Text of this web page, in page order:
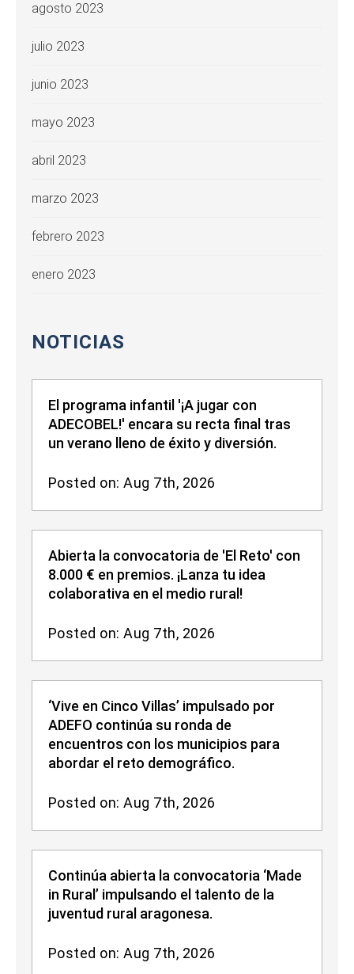
agosto 2023
julio 2023
junio 2023
mayo 2023
abril 2023
marzo 2023
febrero 2023
enero 2023
NOTICIAS
El programa infantil '¡A jugar con
ADECOBEL!' encara su recta final tras
un verano lleno de éxito y diversión.
Posted on: Aug 7th, 2026
Abierta la convocatoria de 'El Reto' con
8.000 € en premios. ¡Lanza tu idea
colaborativa en el medio rural!
Posted on: Aug 7th, 2026
‘Vive en Cinco Villas’ impulsado por
ADEFO continúa su ronda de
encuentros con los municipios para
abordar el reto demográfico.
Posted on: Aug 7th, 2026
Continúa abierta la convocatoria ‘Made
in Rural’ impulsando el talento de la
juventud rural aragonesa.
Posted on: Aug 7th, 2026